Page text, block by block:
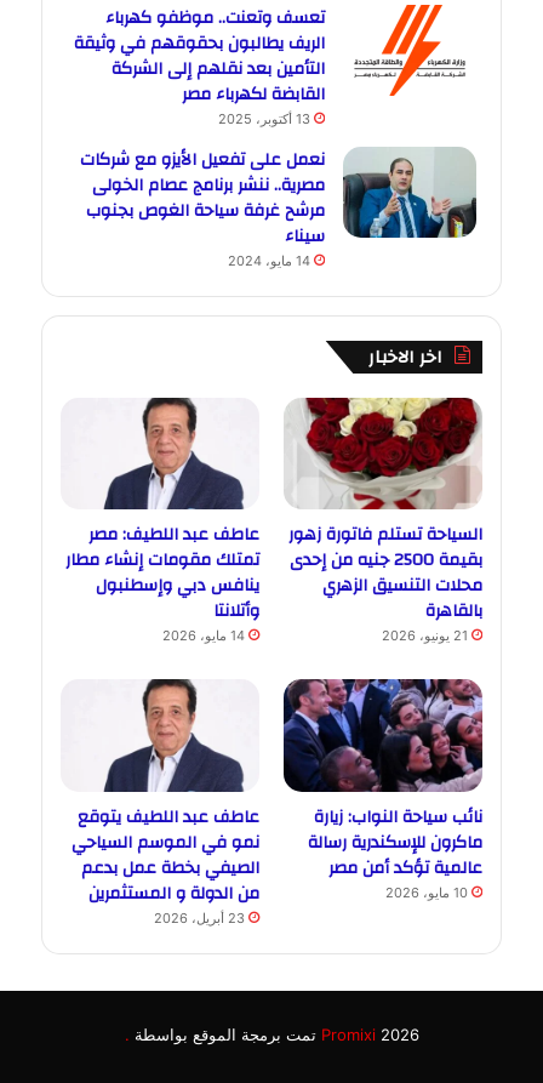
تعسف وتعنت.. موظفو كهرباء
الريف يطالبون بحقوقهم في وثيقة
التأمين بعد نقلهم إلى الشركة
القابضة لكهرباء مصر
13 أكتوبر، 2025
نعمل على تفعيل الأيزو مع شركات
مصرية.. ننشر برنامج عصام الخولى
مرشح غرفة سياحة الغوص بجنوب
سيناء
14 مايو، 2024
اخر الاخبار
السياحة تستلم فاتورة زهور
بقيمة 2500 جنيه من إحدى
محلات التنسيق الزهري
بالقاهرة
21 يونيو، 2026
عاطف عبد اللطيف: مصر
تمتلك مقومات إنشاء مطار
ينافس دبي وإسطنبول
وأتلانتا
14 مايو، 2026
نائب سياحة النواب: زيارة
ماكرون للإسكندرية رسالة
عالمية تؤكد أمن مصر
10 مايو، 2026
عاطف عبد اللطيف يتوقع
نمو في الموسم السياحي
الصيفي بخطة عمل بدعم
من الدولة و المستثمرين
23 أبريل، 2026
Promixi2026 تمت برمجة الموقع بواسطة .